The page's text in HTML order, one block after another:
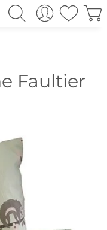
Faultier